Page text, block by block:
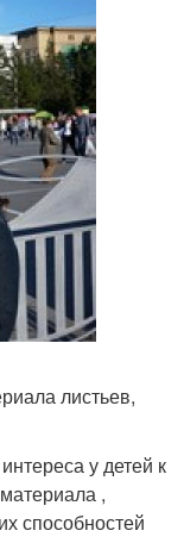
листьев,
у детей к
,
способностей